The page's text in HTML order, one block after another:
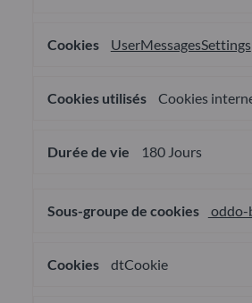
UserMessagesSettings
Cookies
180 Jours
oddo-
dtCookie